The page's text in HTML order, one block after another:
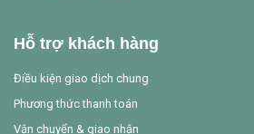
Hỗ trợ khách hàng
Điều kiện giao dịch chung
Phương thức thanh toán
Vận chuyển & giao nhận